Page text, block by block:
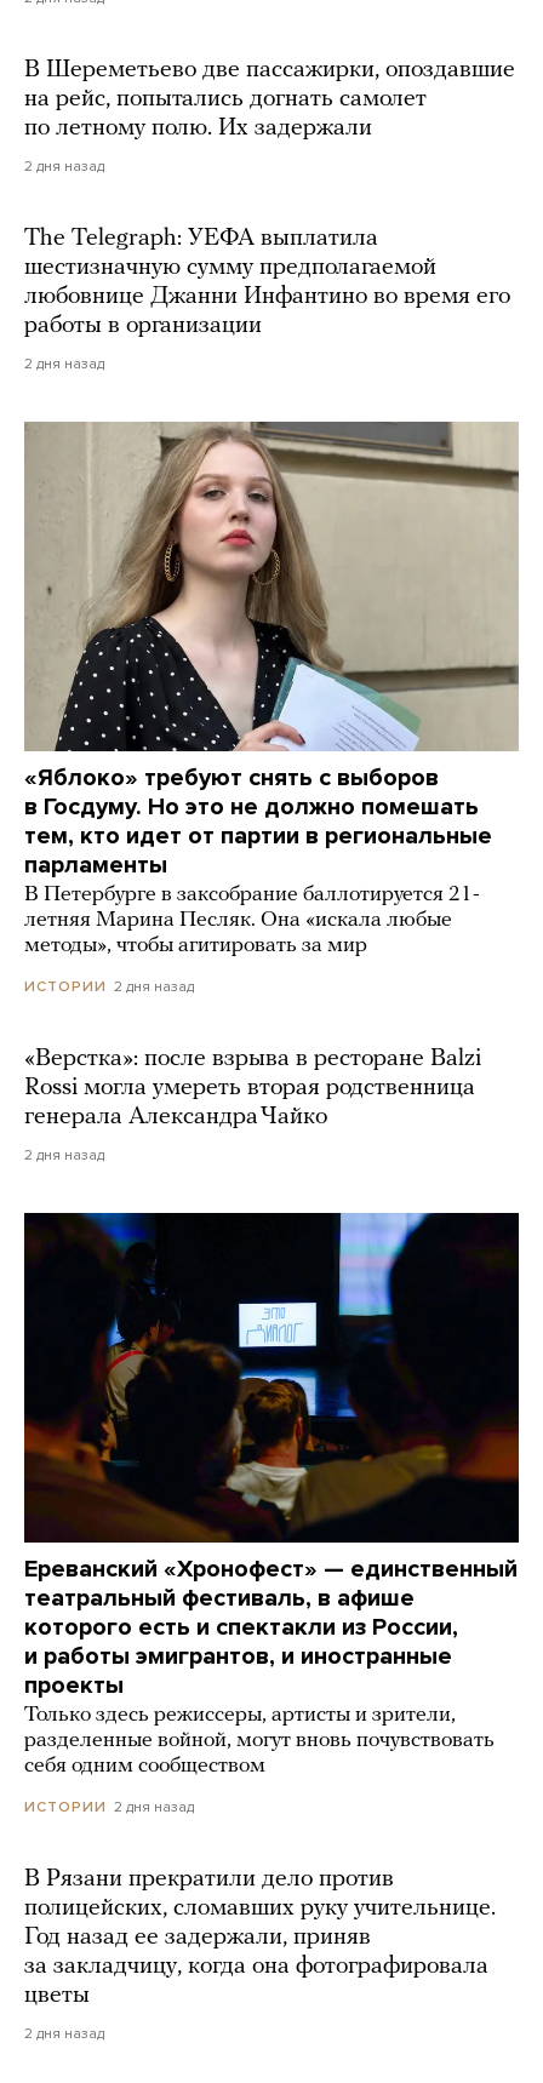
В Шереметьево две пассажирки, опоздавшие
на рейс, попытались догнать самолет
по летному полю. Их задержали
2 дня назад
The Telegraph: УЕФА выплатила
шестизначную сумму предполагаемой
любовнице Джанни Инфантино во время его
работы в организации
2 дня назад
«Яблоко» требуют снять с выборов
в Госдуму. Но это не должно помешать
тем, кто идет от партии в региональные
парламенты
В Петербурге в заксобрание баллотируется 21-
летняя Марина Песляк. Она «искала любые
методы», чтобы агитировать за мир
ИСТОРИИ 2 дня назад
«Верстка»: после взрыва в ресторане Balzi
Rossi могла умереть вторая родственница
генерала Александра Чайко
2 дня назад
Ереванский «Хронофест» — единственный
театральный фестиваль, в афише
которого есть и спектакли из России,
и работы эмигрантов, и иностранные
проекты
Только здесь режиссеры, артисты и зрители,
разделенные войной, могут вновь почувствовать
себя одним сообществом
ИСТОРИИ 2 дня назад
В Рязани прекратили дело против
полицейских, сломавших руку учительнице.
Год назад ее задержали, приняв
за закладчицу, когда она фотографировала
цветы
2 дня назад